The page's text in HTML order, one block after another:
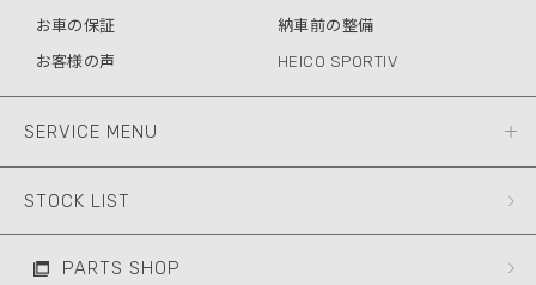
お車の保証
納車前の整備
お客様の声
HEICO SPORTIV
SERVICE MENU
STOCK LIST
PARTS SHOP